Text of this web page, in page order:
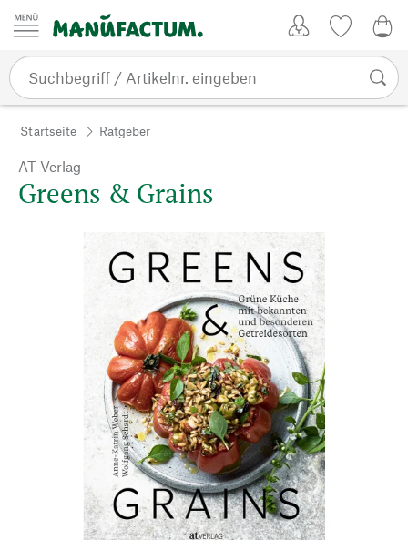
Zum Inhalt springen
Startseite Ratgeber
AT Verlag
Greens & Grains